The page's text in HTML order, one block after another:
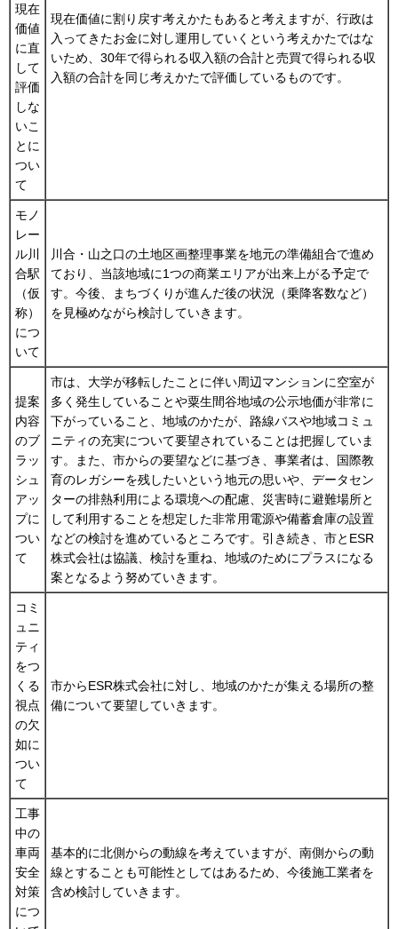
現在
価値
に直
して
評価
しな
いこ
とに
つい
て
現在価値に割り戻す考えかたもあると考えますが、行政は
入ってきたお金に対し運用していくという考えかたではな
いため、30年で得られる収入額の合計と売買で得られる収
入額の合計を同じ考えかたで評価しているものです。
モノ
レー
ル川
合駅
（仮
称）
につ
いて
川合・山之口の土地区画整理事業を地元の準備組合で進め
ており、当該地域に1つの商業エリアが出来上がる予定で
す。今後、まちづくりが進んだ後の状況（乗降客数など）
を見極めながら検討していきます。
提案
内容
のブ
ラッ
シュ
アッ
プに
つい
て
市は、大学が移転したことに伴い周辺マンションに空室が
多く発生していることや粟生間谷地域の公示地価が非常に
下がっていること、地域のかたが、路線バスや地域コミュ
ニティの充実について要望されていることは把握していま
す。また、市からの要望などに基づき、事業者は、国際教
育のレガシーを残したいという地元の思いや、データセン
ターの排熱利用による環境への配慮、災害時に避難場所と
して利用することを想定した非常用電源や備蓄倉庫の設置
などの検討を進めているところです。引き続き、市とESR
株式会社は協議、検討を重ね、地域のためにプラスになる
案となるよう努めていきます。
コミ
ュニ
ティ
をつ
くる
視点
の欠
如に
つい
て
市からESR株式会社に対し、地域のかたが集える場所の整
備について要望していきます。
工事
中の
車両
安全
対策
につ
基本的に北側からの動線を考えていますが、南側からの動
線とすることも可能性としてはあるため、今後施工業者を
含め検討していきます。